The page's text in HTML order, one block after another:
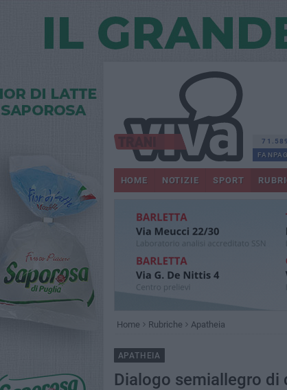
71.589
HOME NOTIZIE SPORT
Home Rubriche Apatheia
APATHEIA
Dialogo semiallegro di